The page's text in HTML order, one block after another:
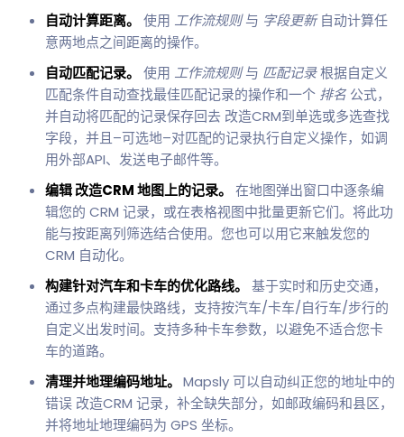
自动计算距离。
使用 工作流规则与 字段更新自动计算任
意两地点之间距离的操作。
自动匹配记录。
使用 工作流规则与 匹配记录根据自定义
匹配条件自动查找最佳匹配记录的操作和一个 排名 公式，
并自动将匹配的记录保存回去 改造CRM到单选或多选查找
字段，并且–可选地–对匹配的记录执行自定义操作，如调
用外部API、发送电子邮件等。
编辑 改造CRM 地图上的记录。
在地图弹出窗口中逐条编
辑您的 CRM 记录，或在表格视图中批量更新它们。将此功
能与按距离列筛选结合使用。您也可以用它来触发您的
CRM 自动化。
构建针对汽车和卡车的优化路线。
基于实时和历史交通，
通过多点构建最快路线，支持按汽车/卡车/自行车/步行的
自定义出发时间。支持多种卡车参数，以避免不适合您卡
车的道路。
清理并地理编码地址。 Mapsly 可以自动纠正您的地址中的
错误 改造CRM 记录，补全缺失部分，如邮政编码和县区，
并将地址地理编码为 GPS 坐标。